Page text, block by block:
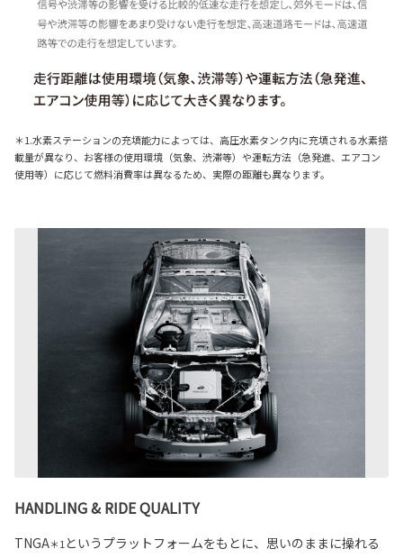
＊1.水素ステーションの充填能力によっては、高圧水素タンク内に充填される水素搭
載量が異なり、お客様の使用環境（気象、渋滞等）や運転方法（急発進、エアコン
使用等）に応じて燃料消費率は異なるため、実際の距離も異なります。
HANDLING & RIDE QUALITY
TNGA＊1というプラットフォームをもとに、思いのままに操れる